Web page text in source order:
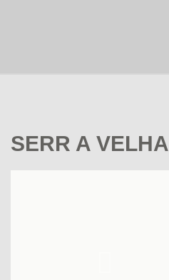
SERR A VELHA